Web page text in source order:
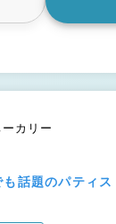
ーカリー
も話題のパティ